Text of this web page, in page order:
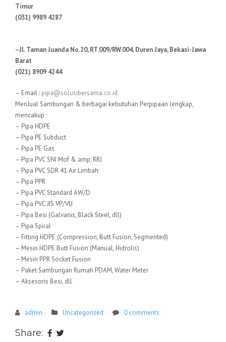
Timur
(031) 9989 4287
–Jl. Taman Juanda No.20, RT.009/RW.004, Duren Jaya, Bekasi-Jawa
Barat
(021) 8909 4244
– Email : pipa@solusibersama.co.id
MenJual Sambungan & berbagai kebutuhan Perpipaan lengkap,
mencakup :
– Pipa HDPE
– Pipa PE Subduct
– Pipa PE Gas
– Pipa PVC SNI Mof & amp; RRJ
– Pipa PVC SDR 41 Air Limbah
– Pipa PPR
– Pipa PVC Standard AW/D
– Pipa PVC JIS VP/VU
– Pipa Besi (Galvanis, Black Steel, dll)
– Pipa Spiral
– Fitting HDPE (Compression, Butt Fusion, Segmented)
– Mesin HDPE Butt Fusion (Manual, Hidrolis)
– Mesin PPR Socket Fusion
– Paket Sambungan Rumah PDAM, Water Meter
– Aksesoris Besi, dll
admin Uncategorized 0 comments
Share: